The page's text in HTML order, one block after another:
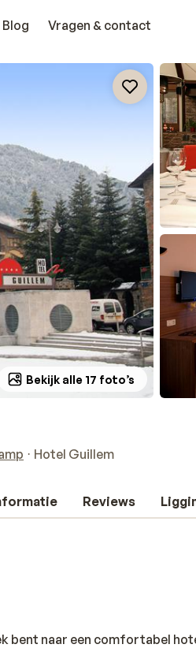
Blog Vragen & contact
Bekijk alle 17 foto’s
Hotel Guillem
Reviews
bent naar een comfortabel